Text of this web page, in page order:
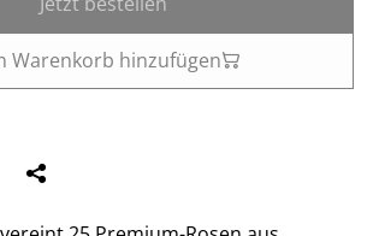
Warenkorb hinzufügen